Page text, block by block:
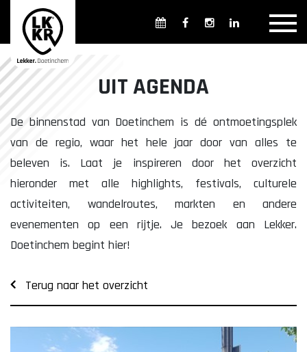
Overzicht winkels
Openingsdagen en -tijden
Weekmarkten
Overzicht Cultuur & Musea
Parkeren in Doetinchem
UIT AGENDA
De binnenstad van Doetinchem is dé ontmoetingsplek
van de regio, waar het hele jaar door van alles te
beleven is. Laat je inspireren door het overzicht
hieronder met alle highlights, festivals, culturele
activiteiten, wandelroutes, markten en andere
evenementen op een rijtje. Je bezoek aan Lekker.
Doetinchem begint hier!
Terug naar het overzicht